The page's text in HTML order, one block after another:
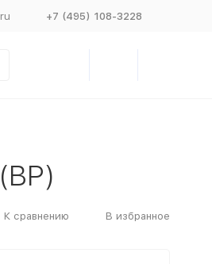
+7 (495) 108-3228
К сравнению В избранное